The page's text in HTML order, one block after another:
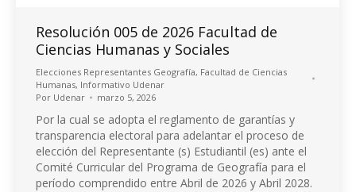
Resolución 005 de 2026 Facultad de
Ciencias Humanas y Sociales
Elecciones Representantes Geografía, Facultad de Ciencias
Humanas, Informativo Udenar
Por Udenar marzo 5, 2026
Por la cual se adopta el reglamento de garantías y
transparencia electoral para adelantar el proceso de
elección del Representante (s) Estudiantil (es) ante el
Comité Curricular del Programa de Geografía para el
período comprendido entre Abril de 2026 y Abril 2028.